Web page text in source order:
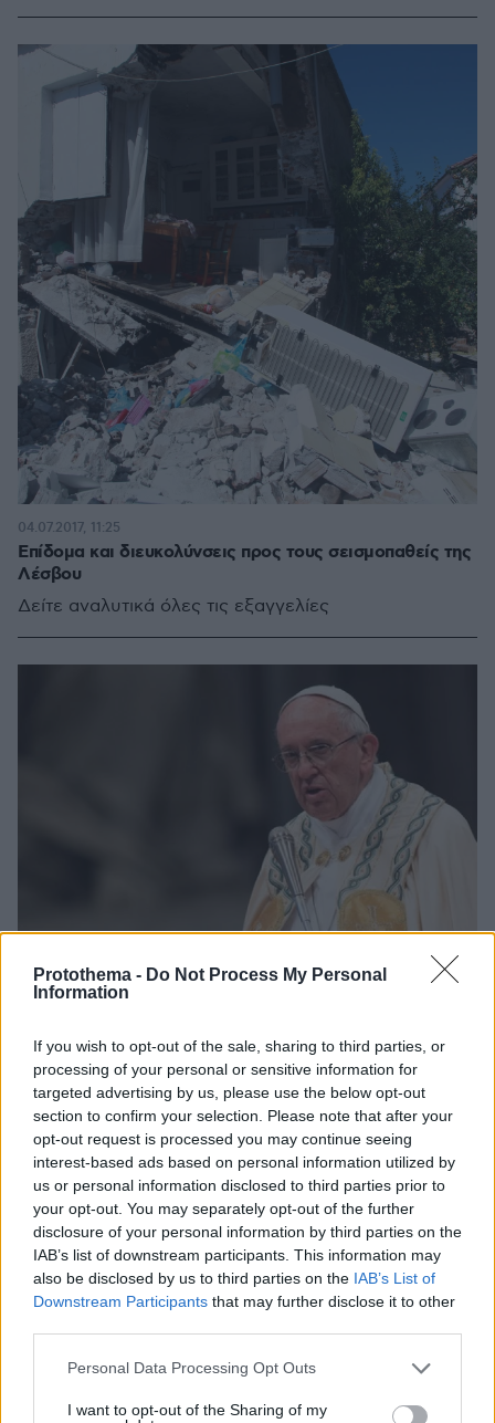
Protothema - Do Not Process My Personal
Information
If you wish to opt-out of the sale, sharing to third parties, or
processing of your personal or sensitive information for
targeted advertising by us, please use the below opt-out
section to confirm your selection. Please note that after your
opt-out request is processed you may continue seeing
interest-based ads based on personal information utilized by
us or personal information disclosed to third parties prior to
your opt-out. You may separately opt-out of the further
disclosure of your personal information by third parties on the
IAB’s list of downstream participants. This information may
also be disclosed by us to third parties on the IAB’s List of
Downstream Participants that may further disclose it to other
Please note that this website/app uses one or more Google
not limited to your visit or usage behaviour. You may click to
Personal Data Processing Opt Outs
I want to opt-out of the Sharing of my
Επίδομα και διευκολύνσεις προς τους σεισμοπαθείς της
Λέσβου
Δείτε αναλυτικά όλες τις εξαγγελίες
04.07.2017, 11:25
Δωρεά 50.000 ευρώ από τον Πάπα Φραγκίσκο για τη
σεισμόπληκτη Λέσβο
Τις αμέσως επόμενες μέρες εκπρόσωποι της
Καθολικής Εκκλησίας θα επισκεφθούν τη Λέσβο,
ώστε να παραδώσουν στο όνομα του πάπα το
χρηματικό ποσό «ως έμπρακτη απόδειξη της αγάπης
04.07.2017, 08:39 19